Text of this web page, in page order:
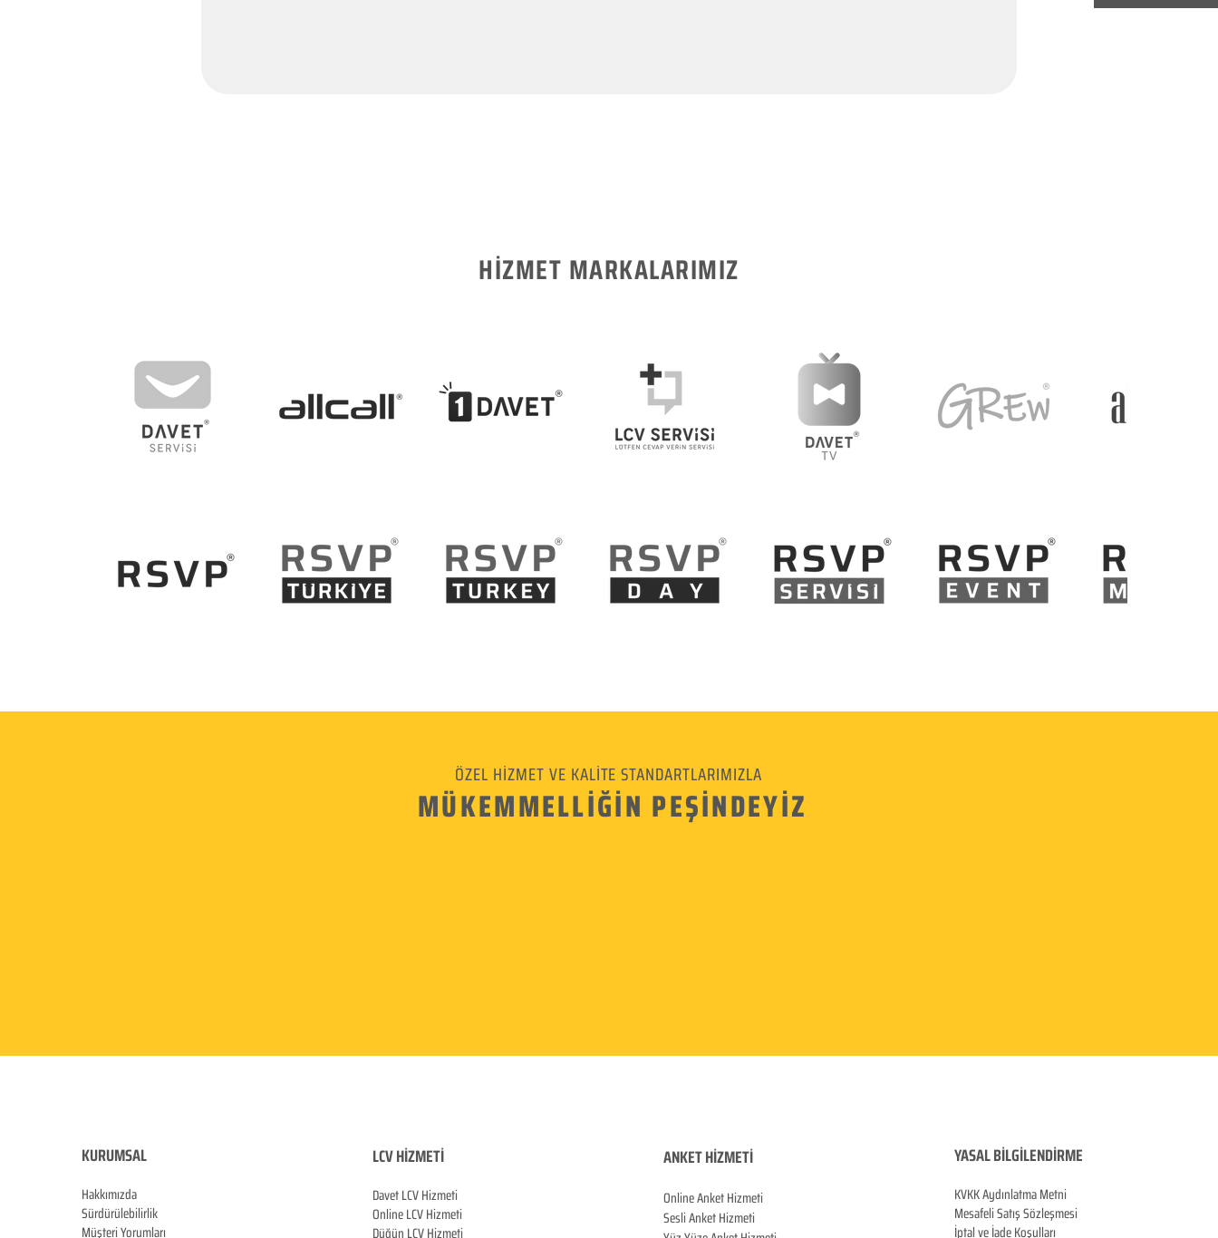
HİZMET MARKALARIMIZ
ÖZEL HİZMET VE KALİTE STANDARTLARIMIZLA
MÜKEMMELLİĞİN PEŞİNDEYİZ
KURUMSAL
Hakkımızda
Sürdürülebilirlik
Müşteri Yorumları
LCV HİZMETİ
Davet LCV Hizmeti
Online LCV Hizmeti
ANKET HİZMETİ
Online Anket Hizmeti
Sesli Anket Hizmeti
YASAL BİLGİLENDİRME
KVKK AydınlatmaMetni
Mesafeli Satış Sözleşmesi
İptal ve İade Koşulları